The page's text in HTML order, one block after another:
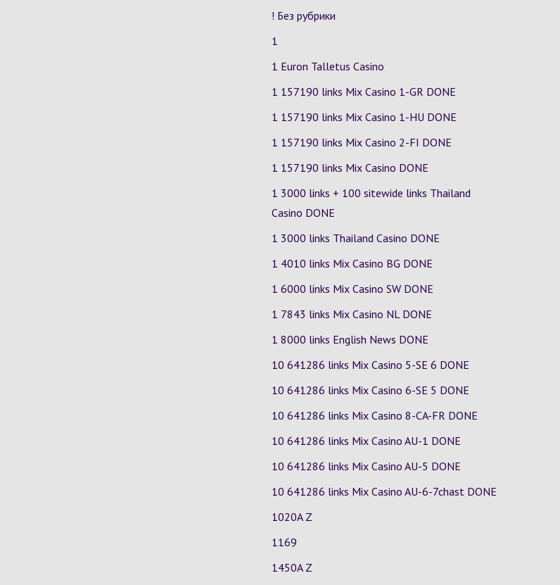
! Без рубрики
1
1 Euron Talletus Casino
1 157190 links Mix Casino 1-GR DONE
1 157190 links Mix Casino 1-HU DONE
1 157190 links Mix Casino 2-FI DONE
1 157190 links Mix Casino DONE
1 3000 links + 100 sitewide links Thailand
Casino DONE
1 3000 links Thailand Casino DONE
1 4010 links Mix Casino BG DONE
1 6000 links Mix Casino SW DONE
1 7843 links Mix Casino NL DONE
1 8000 links English News DONE
10 641286 links Mix Casino 5-SE 6 DONE
10 641286 links Mix Casino 6-SE 5 DONE
10 641286 links Mix Casino 8-CA-FR DONE
10 641286 links Mix Casino AU-1 DONE
10 641286 links Mix Casino AU-5 DONE
10 641286 links Mix Casino AU-6-7chast DONE
1020A Z
1169
1450A Z